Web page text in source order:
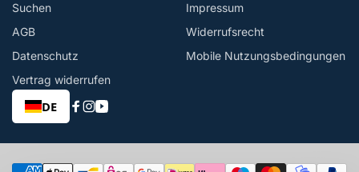
Suchen
Impressum
AGB
Widerrufsrecht
Datenschutz
Mobile Nutzungsbedingungen
Vertrag widerrufen
DE
Facebook
Instagram
YouTube